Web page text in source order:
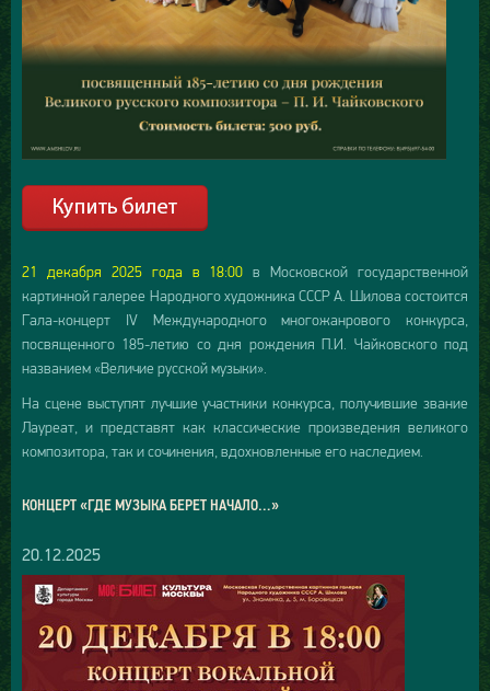
21 декабря 2025 года в 18:00 в Московской государственной
картинной галерее Народного художника СССР А. Шилова состоится
Гала-концерт IV Международного многожанрового конкурса,
посвященного 185-летию со дня рождения П.И. Чайковского под
названием «Величие русской музыки».
На сцене выступят лучшие участники конкурса, получившие звание
Лауреат, и представят как классические произведения великого
композитора, так и сочинения, вдохновленные его наследием.
КОНЦЕРТ «ГДЕ МУЗЫКА БЕРЕТ НАЧАЛО…»
20.12.2025